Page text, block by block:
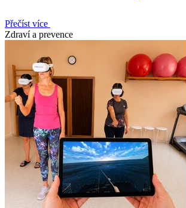
Přečíst více
Zdraví a prevence